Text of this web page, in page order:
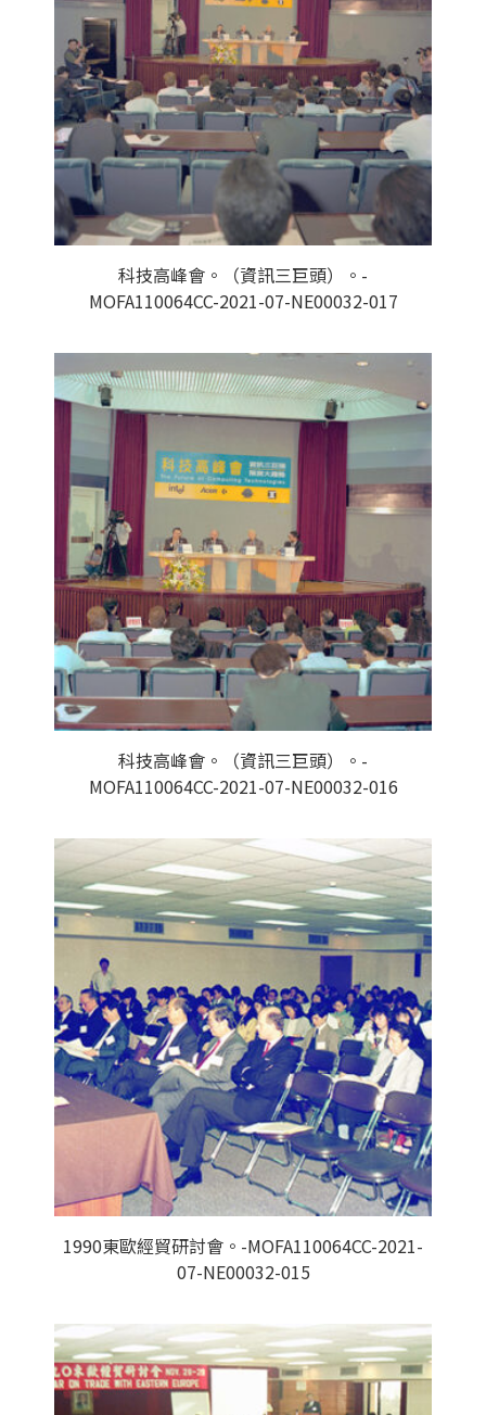
科技高峰會。（資訊三巨頭）。-
MOFA110064CC-2021-07-NE00032-017
科技高峰會。（資訊三巨頭）。-
MOFA110064CC-2021-07-NE00032-016
1990東歐經貿研討會。-MOFA110064CC-2021-
07-NE00032-015